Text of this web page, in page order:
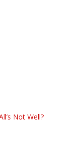
Not Well?